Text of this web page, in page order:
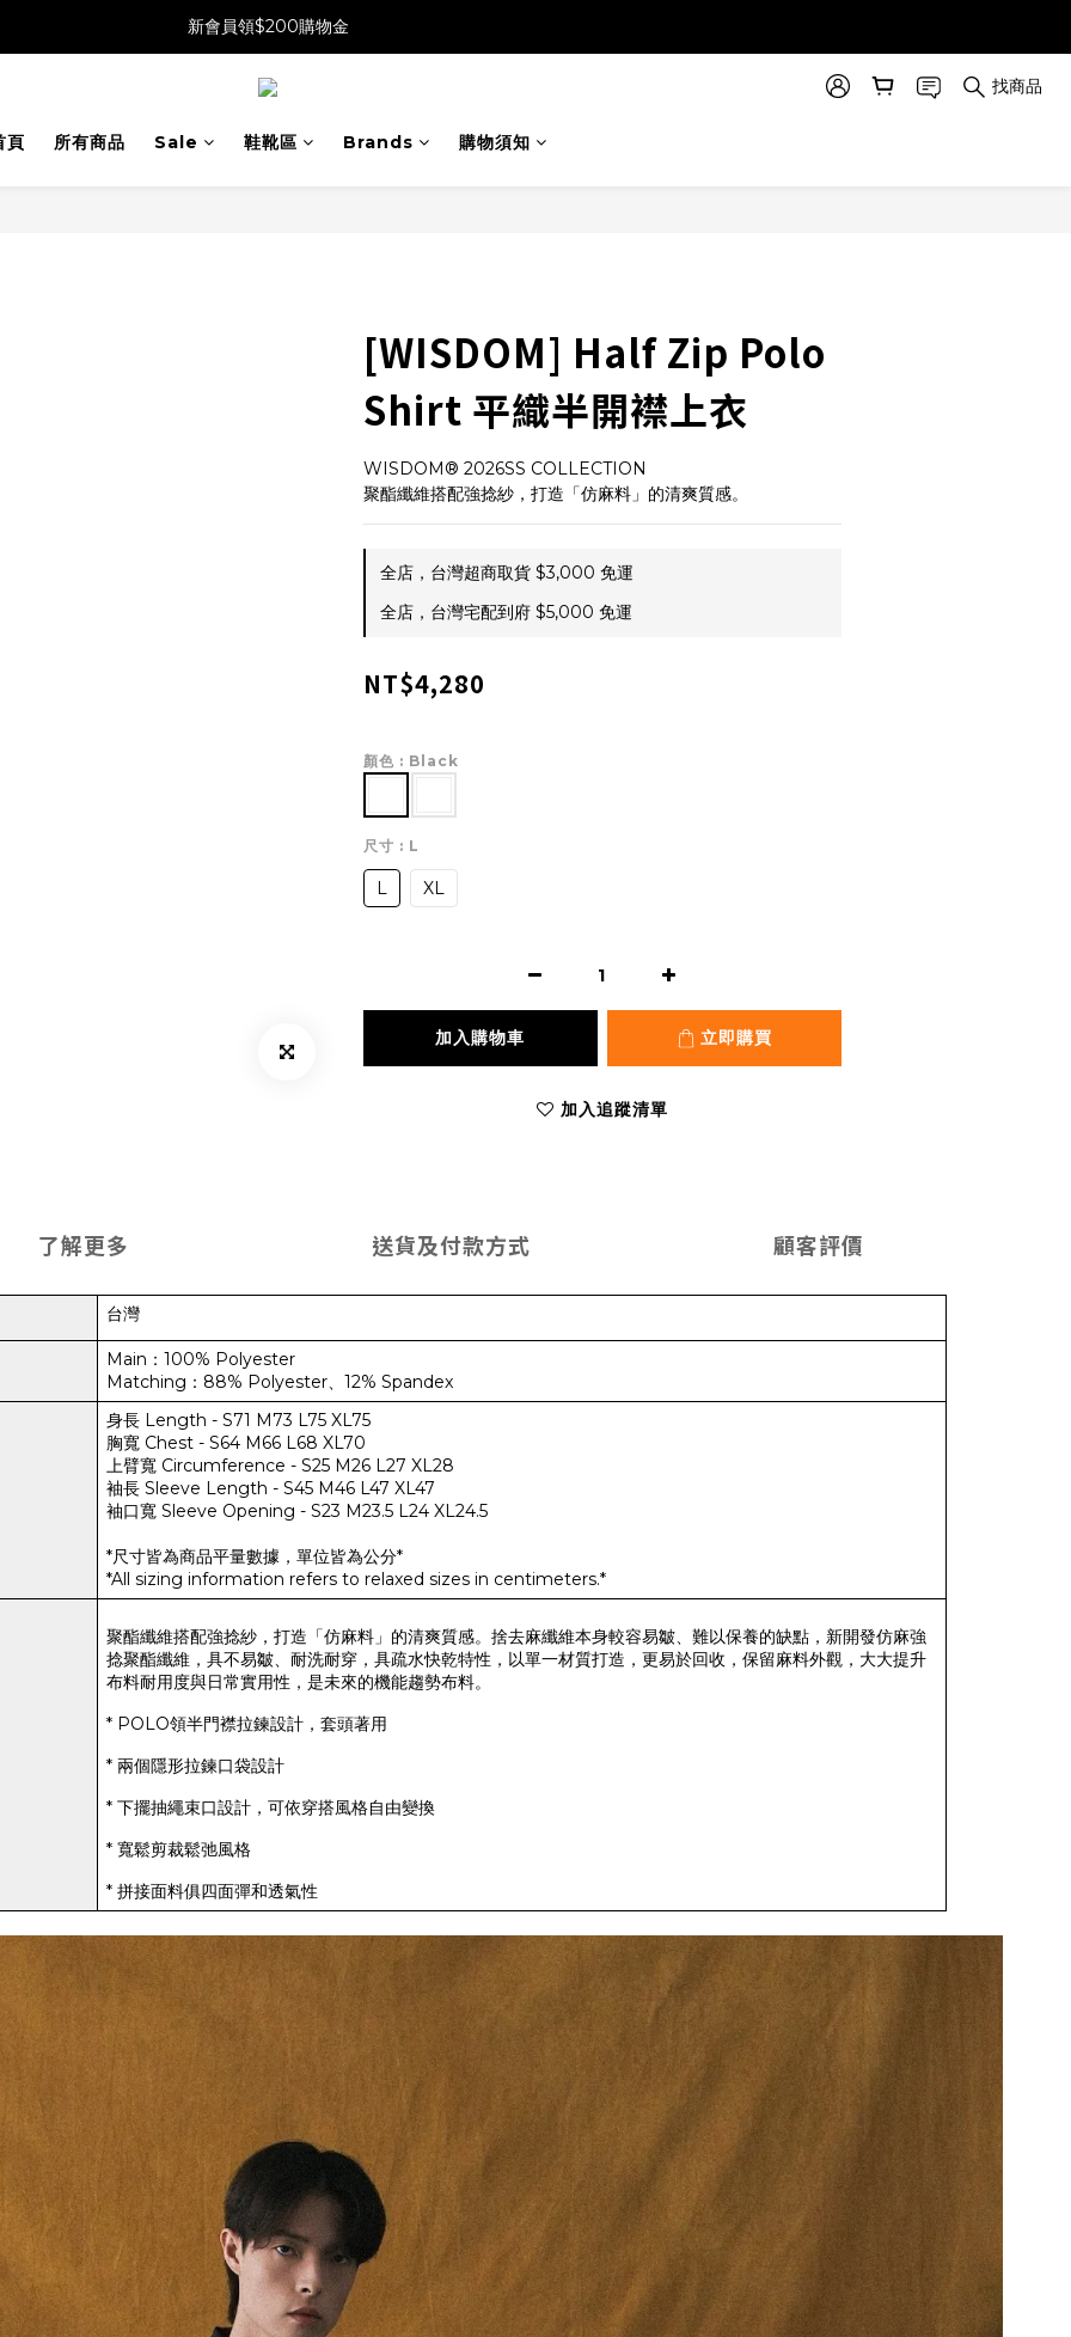
新會員領$200購物金
找商品
頁 所有商品 Sale 鞋靴區 Brands 購物須知
[WISDOM] Half Zip Polo
Shirt 平織半開襟上衣
WISDOM® 2026SS COLLECTION
聚酯纖維搭配強捻紗，打造「仿麻料」的清爽質感。
全店，台灣超商取貨 $3,000 免運
全店，台灣宅配到府 $5,000 免運
NT$4,280
顏色 : Black
尺寸 : L
L XL
加入購物車 立即購買
加入追蹤清單
了解更多 送貨及付款方式 顧客評價
台灣
Main：100% Polyester
Matching： 88% Polyester、 12% Spandex
身長 Length - S71 M73 L75 XL75
胸寬 Chest - S64 M66 L68 XL70
上臂寬 Circumference - S25 M26 L27 XL28
袖長 Sleeve Length - S45 M46 L47 XL47
袖口寬 Sleeve Opening - S23 M23.5 L24 XL24.5
*尺寸皆為商品平量數據，單位皆為公分*
*All sizing information refers to relaxed sizes in centimeters.*
聚酯纖維搭配強捻紗，打造「仿麻料」的清爽質感。捨去麻纖維本身較容易皺、難以保養的缺點，新開發仿麻強
捻聚酯纖維， 具不易皺、耐洗耐穿，具疏水快乾特性，以單一材質打造，更易於回收，保留麻料外觀，大大提升
布料耐用度與日常實用性，是未來的機能趨勢布料。
* POLO領半門襟拉鍊設計，套頭著用
* 兩個隱形拉鍊口袋設計
* 下擺抽繩束口設計，可依穿搭風格自由變換
* 寬鬆剪裁鬆弛風格
* 拼接面料俱四面彈和透氣性
立即購買